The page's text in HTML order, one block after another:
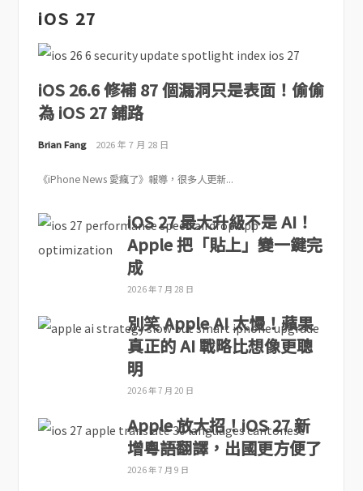
iOS 27
iOS 26.6 修補 87 個漏洞只是表面！偷偷
為 iOS 27 鋪路
Brian Fang 2026 年 7 月 28 日
《iPhone News 愛瘋了》報導，很多人更新...
iOS 27 最大升級不是 AI！
Apple 把「貼上」變一鍵完
成
2026 年 7 月 28 日
別笑 Apple AI 太慢！蘋果
真正的 AI 戰略比想像更聰
明
2026 年 7 月 20 日
Apple 放大招！iOS 27 新
增粵語翻譯，出國更方便了
2026 年 7 月 9 日